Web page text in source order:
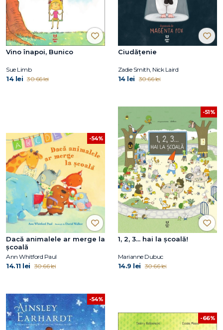
Vino înapoi, Bunico
Sue Limb
14 lei 30.66 lei
Ciudățenie
Zadie Smith, Nick Laird
14 lei 30.66 lei
-54%
Dacă animalele ar merge la
şcoală
Ann Whitford Paul
14.11 lei 30.66 lei
-51%
1, 2, 3... hai la școală!
Marianne Dubuc
14.9 lei 30.66 lei
-54%
-66%